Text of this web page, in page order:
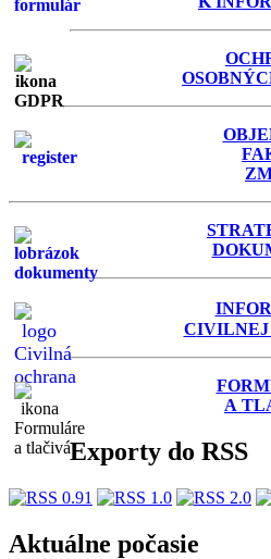
CIVILNEJ
A
Exporty do RSS
Aktuálne počasie